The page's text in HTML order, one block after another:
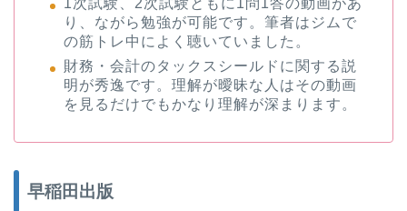
1次試験、2次試験ともに1問1答の動画があ
り、ながら勉強が可能です。筆者はジムで
の筋トレ中によく聴いていました。
財務・会計のタックスシールドに関する説
明が秀逸です。理解が曖昧な人はその動画
を見るだけでもかなり理解が深まります。
早稲田出版